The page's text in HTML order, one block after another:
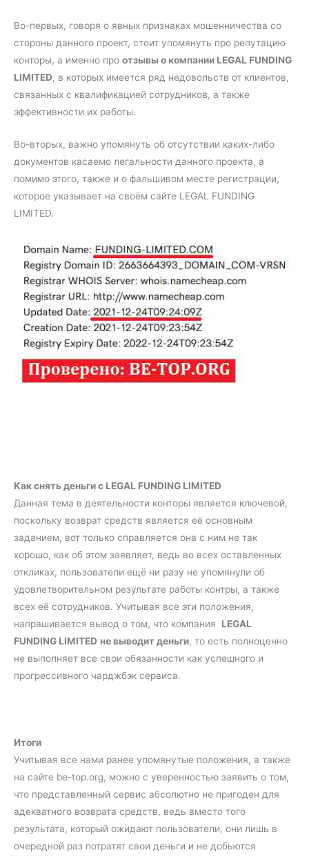
Во-первых, говоря о явных признаках мошенничества со
стороны данного проект, стоит упомянуть про репутацию
конторы, а именно про отзывы о компании LEGAL FUNDING
LIMITED, в которых имеется ряд недовольств от клиентов,
связанных с квалификацией сотрудников, а также
эффективности их работы.
Во-вторых, важно упомянуть об отсутствии каких-либо
документов касаемо легальности данного проекта, а
помимо этого, также и о фальшивом месте регистрации,
которое указывает на своём сайте LEGAL FUNDING
LIMITED.
Как снять деньги с LEGAL FUNDING LIMITED
Данная тема в деятельности конторы является ключевой,
поскольку возврат средств является её основным
заданием, вот только справляется она с ним не так
хорошо, как об этом заявляет, ведь во всех оставленных
откликах, пользователи ещё ни разу не упомянули об
удовлетворительном результате работы контры, а также
всех её сотрудников. Учитывая все эти положения,
напрашивается вывод о том, что компания LEGAL
FUNDING LIMITED не выводит деньги, то есть полноценно
не выполняет все свои обязанности как успешного и
прогрессивного чарджбэк сервиса.
Итоги
Учитывая все нами ранее упомянутые положения, а также
на сайте be-top.org, можно с уверенностью заявить о том,
что представленный сервис абсолютно не пригоден для
адекватного возврата средств, ведь вместо того
результата, который ожидают пользователи, они лишь в
очередной раз потратят свои деньги и не добьются